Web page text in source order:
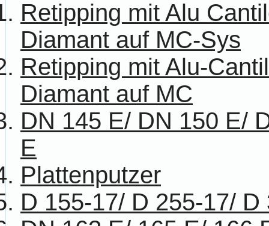
Retipping mit Alu
Diamant auf MC-Sys
Retipping mit Alu-
Diamant auf MC
DN 145 E/ DN 150 E/
E
Plattenputzer
D 155-17/ D 255-17/ D